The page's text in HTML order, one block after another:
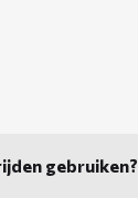
gebruiken?